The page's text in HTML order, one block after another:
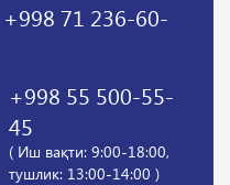
+998 71 236-60-
+998 55 500-55-
45
( Иш вақти: 9:00-18:00,
тушлик: 13:00-14:00 )